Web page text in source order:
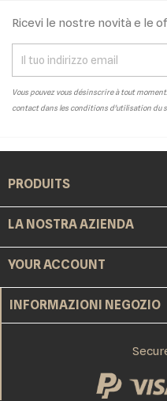
Ricevi le nostre novità e le
Vous pouvez vous désinscrire à tout
contact dans les conditions d'utilisation du
PRODUITS
LA NOSTRA AZIENDA
YOUR ACCOUNT
INFORMAZIONI NEGOZIO